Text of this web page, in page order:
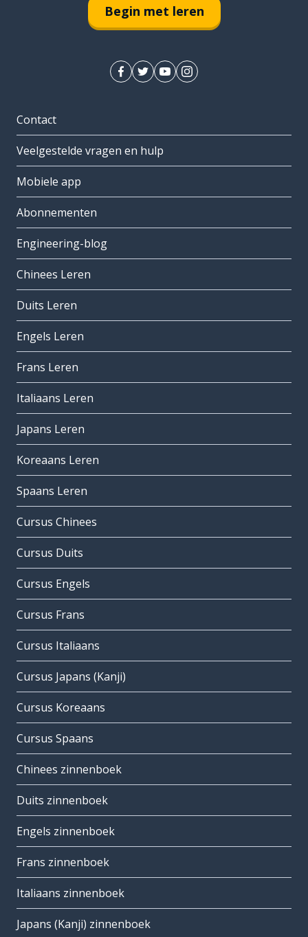
Begin met leren
Contact
Veelgestelde vragen en hulp
Mobiele app
Abonnementen
Engineering-blog
Chinees Leren
Duits Leren
Engels Leren
Frans Leren
Italiaans Leren
Japans Leren
Koreaans Leren
Spaans Leren
Cursus Chinees
Cursus Duits
Cursus Engels
Cursus Frans
Cursus Italiaans
Cursus Japans (Kanji)
Cursus Koreaans
Cursus Spaans
Chinees zinnenboek
Duits zinnenboek
Engels zinnenboek
Frans zinnenboek
Italiaans zinnenboek
Japans (Kanji) zinnenboek